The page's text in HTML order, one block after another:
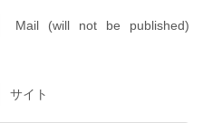
Mail (will not be published)
サイト